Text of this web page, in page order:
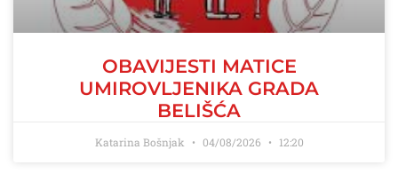
OBAVIJESTI MATICE
UMIROVLJENIKA GRADA
BELIŠĆA
Katarina Bošnjak 04/08/2026 12:20